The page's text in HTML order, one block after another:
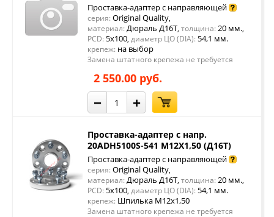
Проставка-адаптер с направляющей
серия: Original Quality,
материал: Дюраль Д16Т, толщина: 20 мм.,
PCD: 5x100, диаметр ЦО (DIA): 54,1 мм.
крепеж: на выбор
Замена штатного крепежа не требуется
2 550.00 руб.
− +
Проставка-адаптер с напр.
20ADH5100S-541 M12X1,50 (Д16Т)
Проставка-адаптер с направляющей
серия: Original Quality,
материал: Дюраль Д16Т, толщина: 20 мм.,
PCD: 5x100, диаметр ЦО (DIA): 54,1 мм.
крепеж: Шпилька М12х1,50
Замена штатного крепежа не требуется